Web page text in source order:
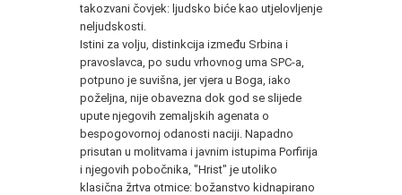
takozvani čovjek: ljudsko biće kao utjelovljenje
neljudskosti.
Istini za volju, distinkcija između Srbina i
pravoslavca, po sudu vrhovnog uma SPC-a,
potpuno je suvišna, jer vjera u Boga, iako
poželjna, nije obavezna dok god se slijede
upute njegovih zemaljskih agenata o
bespogovornoj odanosti naciji. Napadno
prisutan u molitvama i javnim istupima Porfirija
i njegovih pobočnika, "Hrist" je utoliko
klasična žrtva otmice: božanstvo kidnapirano